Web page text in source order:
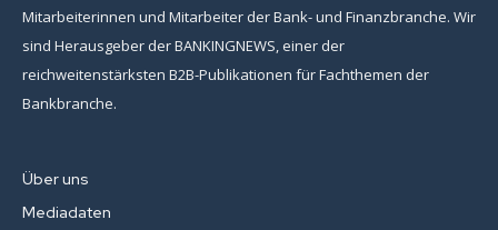
Mitarbeiterinnen und Mitarbeiter der Bank- und Finanzbranche. Wir
sind Herausgeber der BANKINGNEWS, einer der
reichweitenstärksten B2B-Publikationen für Fachthemen der
Bankbranche.
Über uns
Mediadaten